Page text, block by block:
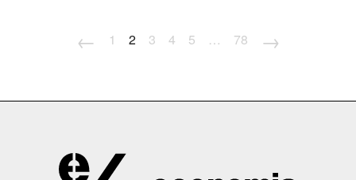
← 1 2 3 4 5 … 78 →